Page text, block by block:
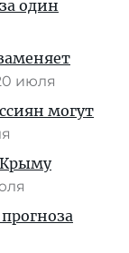
один
июля
могут
Крыму